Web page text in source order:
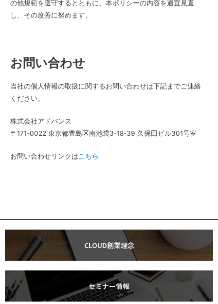
の他規範を遵守するとともに、本ポリシーの内容を適宜見直
し、その改善に努めます。
お問い合わせ
当社の個人情報の取扱に関するお問い合わせは下記までご連絡
ください。
株式会社アドバンス
〒171-0022 東京都豊島区南池袋3-18-39 久保田ビル301号室
お問い合わせリンクはこちら
CLOUD創業理念
セミナー情報